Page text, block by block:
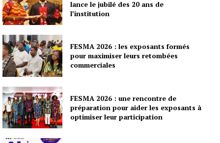
lance le jubilé des 20 ans de
l’institution
FESMA 2026 : les exposants formés
pour maximiser leurs retombées
commerciales
FESMA 2026 : une rencontre de
préparation pour aider les exposants à
optimiser leur participation